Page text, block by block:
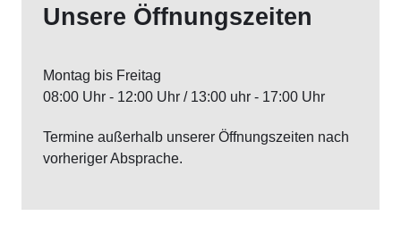
Unsere Öffnungszeiten
Montag bis Freitag
08:00 Uhr - 12:00 Uhr / 13:00 uhr - 17:00 Uhr
Termine außerhalb unserer Öffnungszeiten nach
vorheriger Absprache.